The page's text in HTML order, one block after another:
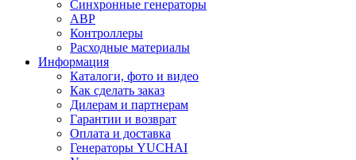
Синхронные генераторы
АВР
Контроллеры
Расходные материалы
Информация
Каталоги, фото и видео
Как сделать заказ
Дилерам и партнерам
Гарантии и возврат
Оплата и доставка
Генераторы YUCHAI